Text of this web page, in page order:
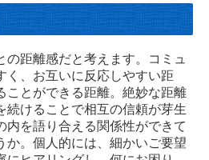
の距離感だと考えます。コミュ
く、お互いに反応しやすい距
ことができる距離。絶妙な距離
続けることで相互の信頼が芽生
内を語り合える関係性ができて
か。個人的には、細かいご要望